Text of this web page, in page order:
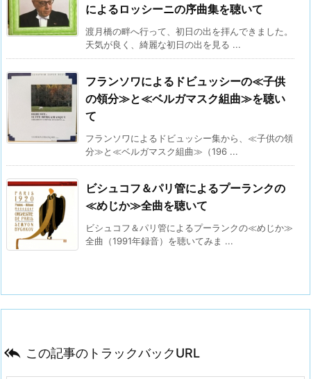
によるロッシーニの序曲集を聴いて
渡月橋の畔へ行って、初日の出を拝んできました。
天気が良く、綺麗な初日の出を見る ...
フランソワによるドビュッシーの≪子供
の領分≫と≪ベルガマスク組曲≫を聴い
て
フランソワによるドビュッシー集から、≪子供の領
分≫と≪ベルガマスク組曲≫（196 ...
ビシュコフ＆パリ管によるプーランクの
≪めじか≫全曲を聴いて
ビシュコフ＆パリ管によるプーランクの≪めじか≫
全曲（1991年録音）を聴いてみま ...
 この記事のトラックバックURL